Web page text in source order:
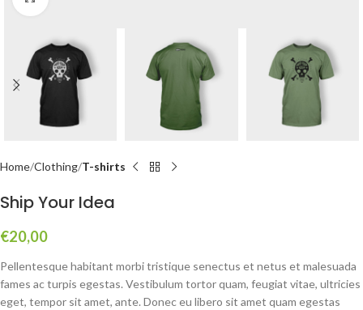
Home Clothing T-shirts
Ship Your Idea
€20,00
Pellentesque habitant morbi tristique senectus et netus et malesuada
fames ac turpis egestas. Vestibulum tortor quam, feugiat vitae, ultricies
eget, tempor sit amet, ante. Donec eu libero sit amet quam egestas